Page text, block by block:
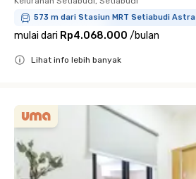
573 m dari Stasiun MRT Setiabudi Astra
mulai dari Rp4.068.000 /bulan
Lihat info lebih banyak